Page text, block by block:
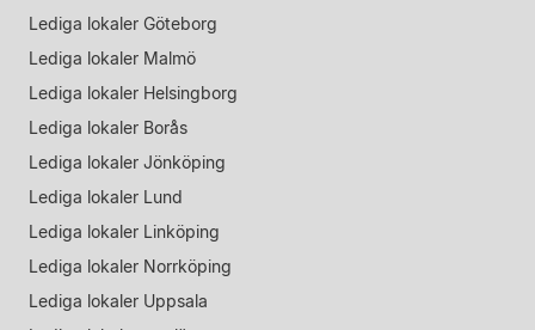
Lediga lokaler Göteborg
Lediga lokaler Malmö
Lediga lokaler Helsingborg
Lediga lokaler Borås
Lediga lokaler Jönköping
Lediga lokaler Lund
Lediga lokaler Linköping
Lediga lokaler Norrköping
Lediga lokaler Uppsala